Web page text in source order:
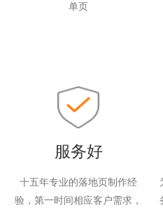
单页
服务好
十五年专业的落地页制作经
验，第一时间相应客户需求，